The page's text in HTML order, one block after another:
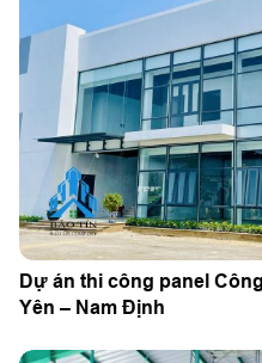
Dự án thi công panel
Yên – Nam Định